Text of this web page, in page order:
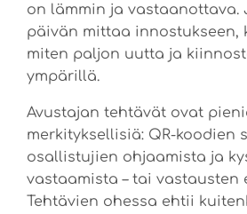
on lämmin ja vastaanottava.
päivän mittaa innostukseen,
miten paljon uutta ja
ympärillä.
Avustajan tehtävät ovat
merkityksellisiä: QR-koodien
osallistujien ohjaamista ja
vastaamista – tai vastausten
Tehtävien ohessa ehtii